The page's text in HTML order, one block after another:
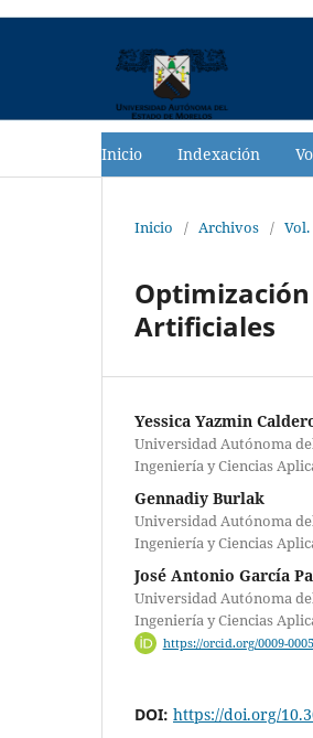
Inicio Indexación
Inicio / Archivos / Vol.
Artificiales
Yessica Yazmin
Universidad Autónoma
Ingeniería y Ciencias
Gennadiy Burlak
Universidad Autónoma
Ingeniería y Ciencias
José Antonio García
Universidad Autónoma
Ingeniería y Ciencias
https://orcid.org/0009-
DOI: https://doi.org/